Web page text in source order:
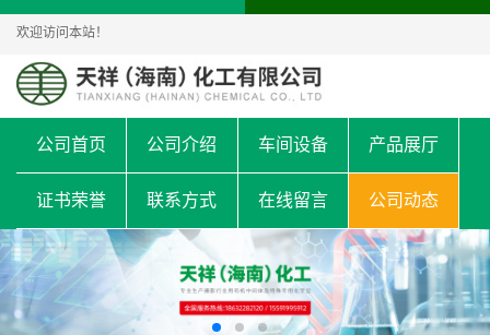
欢迎访问本站！
公司首页 公司介绍 车间设备 产品展厅
证书荣誉 联系方式 在线留言 公司动态